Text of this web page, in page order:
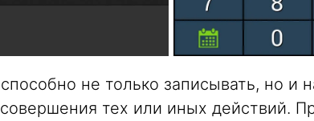
не только записывать, но и
тех или иных действий.